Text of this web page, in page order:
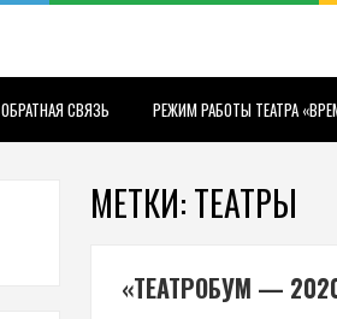
ОБРАТНАЯ СВЯЗЬ РЕЖИМ РАБОТЫ ТЕАТРА
МЕТКИ: ТЕАТРЫ
«ТЕАТРОБУМ —